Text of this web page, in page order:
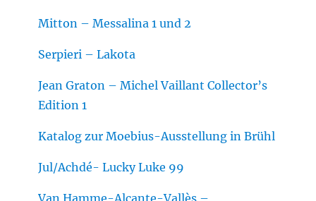
Mitton – Messalina 1 und 2
Serpieri – Lakota
Jean Graton – Michel Vaillant Collector’s
Edition 1
Katalog zur Moebius-Ausstellung in Brühl
Jul/Achdé- Lucky Luke 99
Van Hamme-Alcante-Vallès –